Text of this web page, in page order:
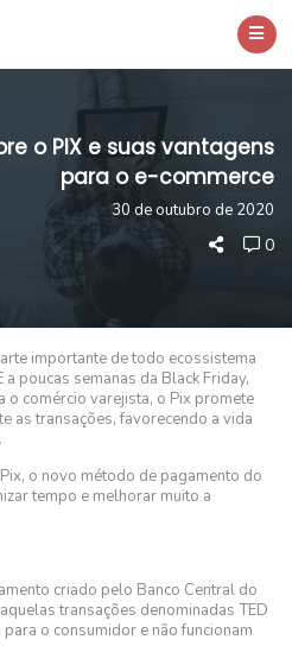
o PIX e suas vantagens
para o e-commerce
30 de outubro de 2020
0
importante de todo ecossistema
poucas semanas da Black Friday,
comércio varejista, o Pix promete
as transações, favorecendo a vida
o novo método de pagamento do
tempo e melhorar muito a
criado pelo Banco Central do
transações denominadas TED
o consumidor e não funcionam